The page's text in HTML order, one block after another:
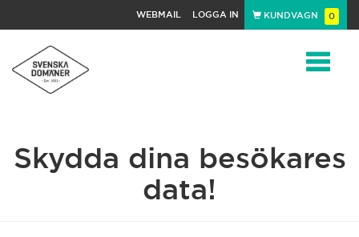
WEBMAIL LOGGA IN KUNDVAGN 0
Skydda dina besökares
data!